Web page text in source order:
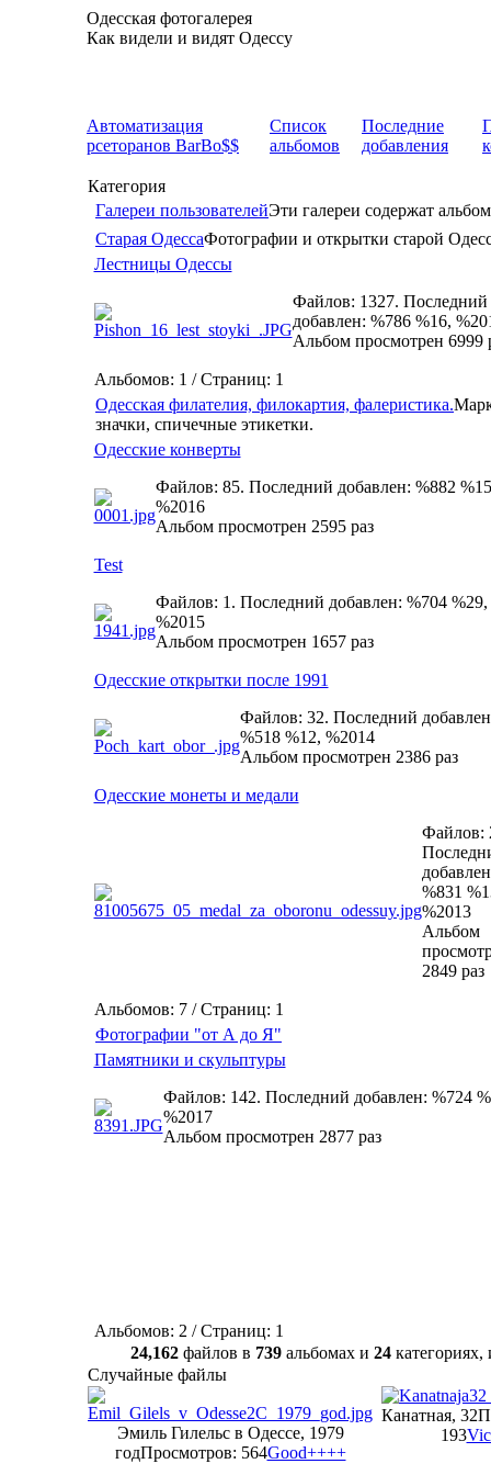
Одесская фотогалерея
Как видели и видят Одессу
Автоматизация
рсеторанов BarBo$$
Список
альбомов
Последние
добавления
Категория
Галереи пользователейЭти галереи содержат
Старая ОдессаФотографии и открытки старой
Лестницы Одессы
Файлов: 1327. Последний
добавлен: %786 %16,
Альбом просмотрен 6999
Альбомов: 1 / Страниц: 1
Одесская филателия, филокартия, фалеристика.
значки, спичечные этикетки.
Одесские конверты
Файлов: 85. Последний добавлен: %882
%2016
Альбом просмотрен 2595 раз
Test
Файлов: 1. Последний добавлен: %704 %29,
%2015
Альбом просмотрен 1657 раз
Одесские открытки после 1991
Файлов: 32. Последний
%518 %12, %2014
Альбом просмотрен 2386 раз
Одесские монеты и медали
Файлов:
%831
%2013
Альбом
2849 раз
Альбомов: 7 / Страниц: 1
Фотографии "от А до Я"
Памятники и скульптуры
Файлов: 142. Последний добавлен: %724
%2017
Альбом просмотрен 2877 раз
Альбомов: 2 / Страниц: 1
24,162 файлов в 739 альбомах и 24
Случайные файлы
Эмиль Гилельс в Одессе, 1979
годПросмотров: 564Good++++
Канатная, 32
193